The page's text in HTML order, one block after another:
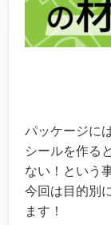
パッケージに
シールを作る
ない！という
今回は目的別
ます！